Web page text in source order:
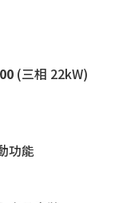
(三相 22kW)
功能